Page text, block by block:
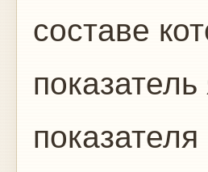
составе